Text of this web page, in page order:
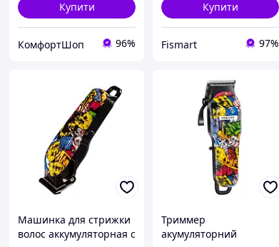
Купити
КомфортШоп 96%
Купити
Fismart 97%
Машинка для стрижки
волос аккумуляторная с
Триммер
акумуляторний